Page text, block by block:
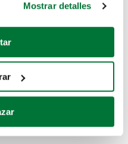
su ubicación geográfica
activamente
específicas (huellas
cómo se procesan sus
Mostrar detalles